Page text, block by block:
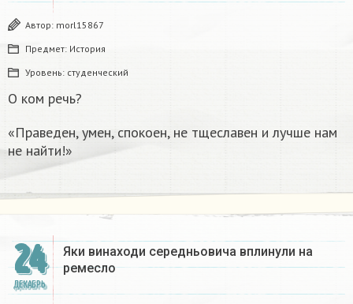
Автор: morl15867
Предмет: История
Уровень: студенческий
О ком речь?
«Праведен, умен, спокоен, не тщеславен и лучше нам
не найти!»
24
ДЕКАБРЬ
Яки винаходи середньовича вплинули на
ремесло